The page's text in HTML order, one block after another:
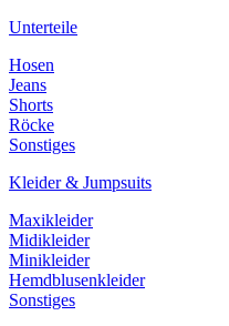
Unterteile
Hosen
Jeans
Shorts
Röcke
Sonstiges
Kleider & Jumpsuits
Maxikleider
Midikleider
Minikleider
Hemdblusenkleider
Sonstiges